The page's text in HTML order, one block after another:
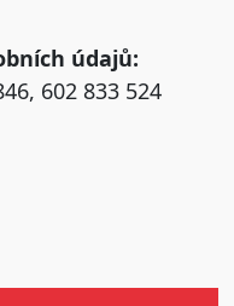
údajů:
602 833 524